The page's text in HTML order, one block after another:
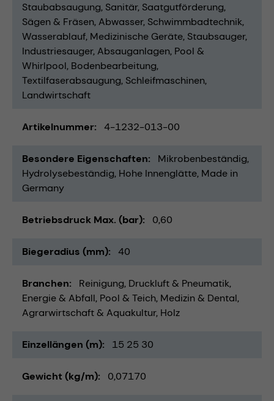
Staubabsaugung Sanitär Saatgutförderung
Sägen & Fräsen Abwasser Schwimmbadtechnik
Wasserablauf Medizinische Geräte Staubsauger
Industriesauger Absauganlagen Pool &
Whirlpool Bodenbearbeitung
Textilfaserabsaugung Schleifmaschinen
Landwirtschaft
Artikelnummer 4-1232-013-00
Besondere Eigenschaften
Mikrobenbeständig
Hydrolysebeständig Hohe Innenglätte Made in
Germany
Betriebsdruck Max. (bar) 0,60
Biegeradius (mm) 40
Branchen Reinigung Druckluft & Pneumatik
Energie & Abfall Pool & Teich Medizin & Dental
Agrarwirtschaft & Aquakultur Holz
Einzellängen (m) 15 25 30
Gewicht (kg/m) 0,07170